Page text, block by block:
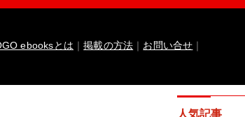
ebooksとは ｜掲載の方法 ｜ お問い合せ ｜
のまち北播磨がもっと好きになる なるほどっ！山田錦
人気記事